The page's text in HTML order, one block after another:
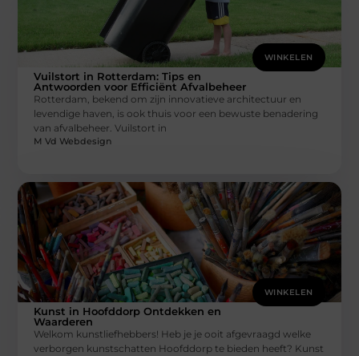
WINKELEN
Vuilstort in Rotterdam: Tips en
Antwoorden voor Efficiënt Afvalbeheer
Rotterdam, bekend om zijn innovatieve architectuur en
levendige haven, is ook thuis voor een bewuste benadering
van afvalbeheer. Vuilstort in
M Vd Webdesign
WINKELEN
Kunst in Hoofddorp Ontdekken en
Waarderen
Welkom kunstliefhebbers! Heb je je ooit afgevraagd welke
verborgen kunstschatten Hoofddorp te bieden heeft? Kunst